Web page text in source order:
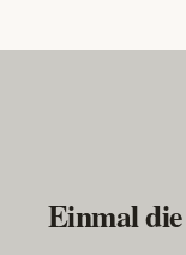
Einmal